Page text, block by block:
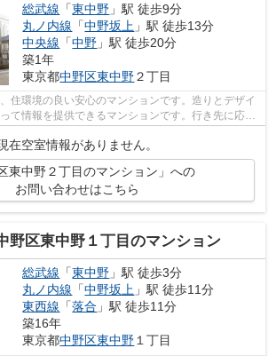
総武線 「東中野 」駅 徒歩9分
丸ノ内線 「中野坂上 」駅 徒歩13分
中央線 「中野 」駅 徒歩20分
築1年
東京都中野区東中野２丁目
住環境の良い安心のマンションです。造りとデザイ
て情報を提供できるマンションです。行き先に応じ
在空室情報がありません。
東中野２丁目のマンション」への
お問い合わせはこちら
野区東中野１丁目のマンション
総武線 「東中野 」駅 徒歩3分
丸ノ内線 「中野坂上 」駅 徒歩11分
東西線 「落合 」駅 徒歩11分
築16年
東京都中野区東中野１丁目